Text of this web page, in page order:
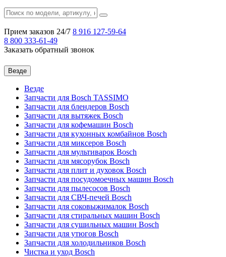
Прием заказов 24/7 8 916 127-59-64
8 800 333-61-49
Заказать обратный звонок
Везде
Везде
Запчасти для Bosch TASSIMO
Запчасти для блендеров Bosch
Запчасти для вытяжек Bosch
Запчасти для кофемашин Bosch
Запчасти для кухонных комбайнов Bosch
Запчасти для миксеров Bosch
Запчасти для мультиварок Bosch
Запчасти для мясорубок Bosch
Запчасти для плит и духовок Bosch
Запчасти для посудомоечных машин Bosch
Запчасти для пылесосов Bosch
Запчасти для СВЧ-печей Bosch
Запчасти для соковыжималок Bosch
Запчасти для стиральных машин Bosch
Запчасти для сушильных машин Bosch
Запчасти для утюгов Bosch
Запчасти для холодильников Bosch
Чистка и уход Bosch